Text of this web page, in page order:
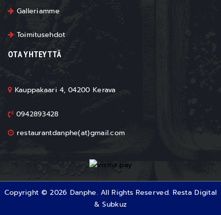
Galleriamme
Toimitusehdot
OTA YHTEYTTÄ
Kauppakaari 4, 04200 Kerava
0942893428
restaurantdanphe(at)gmail.com
Copyright © 2026 Danphe. All Rights Reserved.Resta Digital
&Subkuz